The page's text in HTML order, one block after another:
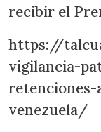
recibir el
https://
vigilancia-
venezuela/